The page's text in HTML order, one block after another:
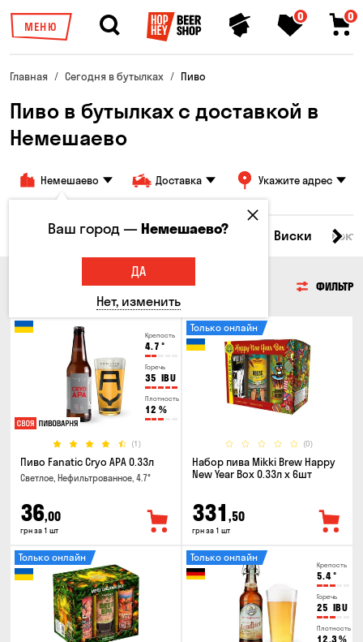
МЕНЮ
0 0
Главная Сегодня в бутылках Пиво
Пиво в бутылках с доставкой в
Немешаево
Немешаево Доставка Укажите адрес
Все товары Пиво Сидр Вино Виски
ФИЛЬТР
Крепость
4.7 °
Горечь
35 IBU
Плотность
12 %
(1)
Пиво Fanatic Cryo APA 0.33л
Светлое, Нефильтрованное, 4.7°
36,00
грн за 1 шт
(0)
Только онлайн
Набор пива Mikki Brew Happy
New Year Box 0.33л x 6шт
331 ,50
грн за 1 шт
Только онлайн
Крепость
5.4°
Горечь
25 IBU
Плотность
12.3%
Только онлайн
Ваш город —Немешаево?
ДА
Нет, изменить